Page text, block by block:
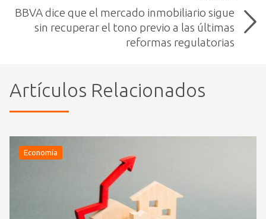
BBVA dice que el mercado inmobiliario sigue
sin recuperar el tono previo a las últimas
reformas regulatorias
Artículos Relacionados
Economía